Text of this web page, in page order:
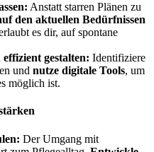
Anstatt starren Plänen zu
den aktuellen Bedürfnissen
es dir, auf spontane
gestalten: Identifiziere
und nutze digitale Tools, um
möglich ist.
Der Umgang mit